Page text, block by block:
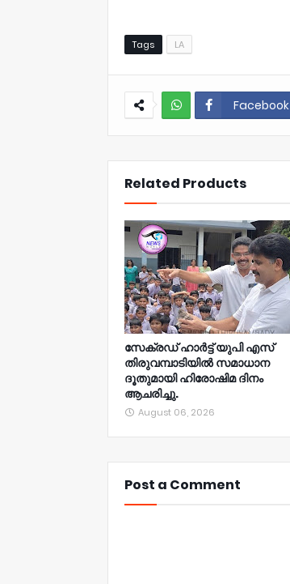
Tags LA
Facebook
Related Products
സേക്രഡ് ഹാർട്ട് യുപി എസ്
തിരുവമ്പാടിയിൽ സമാധാന
ദൂതുമായി ഹിരോഷിമ ദിനം
ആചരിച്ചു.
August 06, 2026
Post a Comment